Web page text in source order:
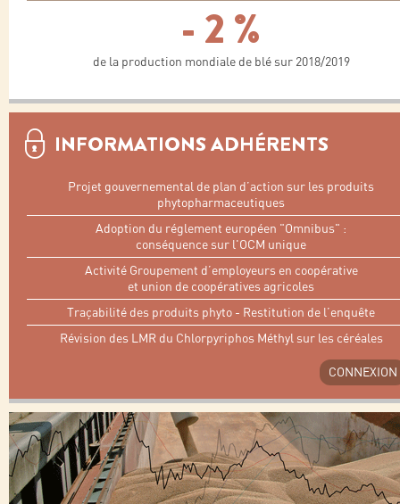
- 2 %
de la production mondiale de blé sur 2018/2019
INFORMATIONS ADHÉRENTS
Projet gouvernemental de plan d’action sur les produits
phytopharmaceutiques
Adoption du réglement européen "Omnibus" :
conséquence sur l'OCM unique
Activité Groupement d’employeurs en coopérative
et union de coopératives agricoles
Traçabilité des produits phyto - Restitution de l’enquête
Révision des LMR du Chlorpyriphos Méthyl sur les céréales
CONNEXION